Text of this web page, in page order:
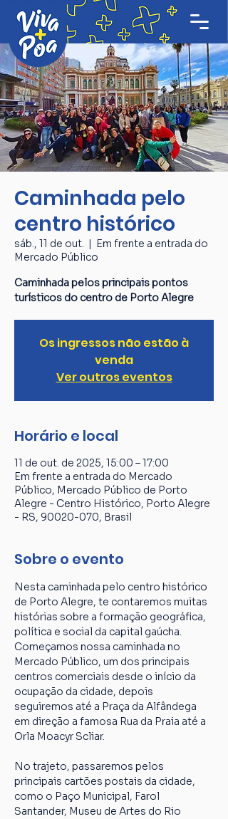
Caminhada pelo
centro histórico
sáb., 11 de out.
  |
Em frente a entrada do
Mercado Público
Caminhada pelos principais pontos
turísticos do centro de Porto Alegre
Os ingressos não estão à
venda
Ver outros eventos
Horário e local
11 de out. de 2025, 15:00 – 17:00
Em frente a entrada do Mercado
Público, Mercado Público de Porto
Alegre - Centro Histórico, Porto Alegre
- RS, 90020-070, Brasil
Sobre o evento
Nesta caminhada pelo centro histórico
de Porto Alegre, te contaremos muitas
histórias sobre a formação geográfica,
política e social da capital gaúcha.
Começamos nossa caminhada no
Mercado Público, um dos principais
centros comerciais desde o início da
ocupação da cidade, depois
seguiremos até a Praça da Alfândega
em direção a famosa Rua da Praia até a
Orla Moacyr Scliar.
No trajeto, passaremos pelos
principais cartões postais da cidade,
como o Paço Municipal, Farol
Santander, Museu de Artes do Rio